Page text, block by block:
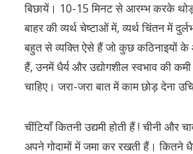
बिछायें। 10-15 मिनट से आरम्भ करके
बाहर की व्यर्थ चेष्टाओं में, व्यर्थ चिंतन में
बहुत से व्यक्ति ऐसे हैं जो कुछ कठिनाइयों
हैं, उनमें धैर्य और उद्योगशील स्वभाव की कमी
चाहिए। जरा-जरा बात में काम छोड़ देना
चींटियाँ कितनी उद्यमी होती हैं ! चीनी
अपने गोदामों में जमा कर रखती हैं। कितने